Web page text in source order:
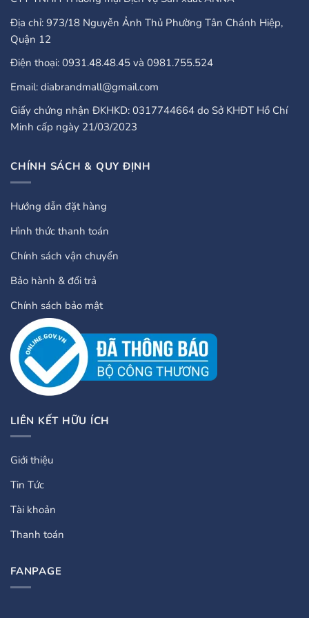
Địa chỉ: 973/18 Nguyễn Ảnh Thủ Phường Tân Chánh Hiệp,
Quận 12
Điện thoại: 0931.48.48.45 và 0981.755.524
Email: diabrandmall@gmail.com
Giấy chứng nhận ĐKHKD: 0317744664 do Sở KHĐT Hồ Chí
Minh cấp ngày 21/03/2023
CHÍNH SÁCH & QUY ĐỊNH
Hướng dẫn đặt hàng
Hình thức thanh toán
Chính sách vận chuyển
Bảo hành & đổi trả
Chính sách bảo mật
LIÊN KẾT HỮU ÍCH
Giới thiệu
Tin Tức
Tài khoản
Thanh toán
FANPAGE